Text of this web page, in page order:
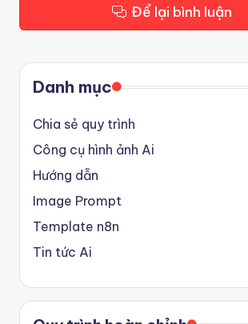
Để lại bình luận
Danh mục
Chia sẻ quy trình
Công cụ hình ảnh Ai
Hướng dẫn
Image Prompt
Template n8n
Tin tức Ai